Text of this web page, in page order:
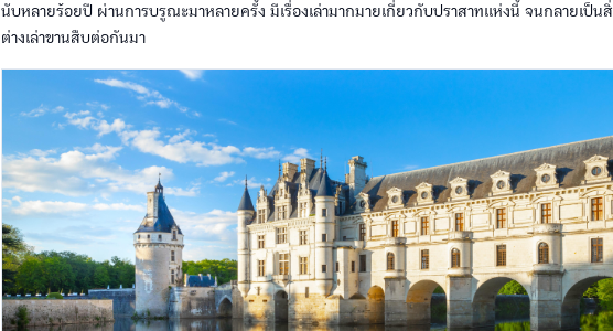
นับหลายร้อยปี ผ่านการบรูณะมาหลายครั้ง มีเรื่องเล่ามากมายเกี่ยวกับปราสาทแห่งนี้ จนกลายเป็น
ต่างเล่าขานสืบต่อกันมา